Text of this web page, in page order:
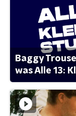
Baggy
was Alle 13: